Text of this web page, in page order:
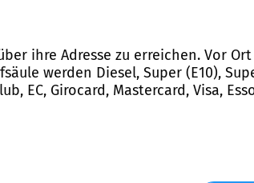
ihre Adresse zu erreichen. Vor
werden Diesel, Super (E10),
EC, Girocard, Mastercard, Visa,